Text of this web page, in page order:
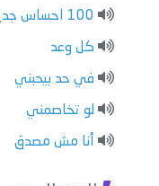
100 احساس جديد
كل وعد
في حد بيحبني
لو تخاصمني
أنا مش مصدق